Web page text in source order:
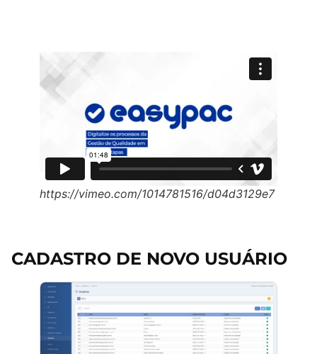
https://vimeo.com/1014781516/d04d3129e7
CADASTRO DE NOVO USUÁRIO